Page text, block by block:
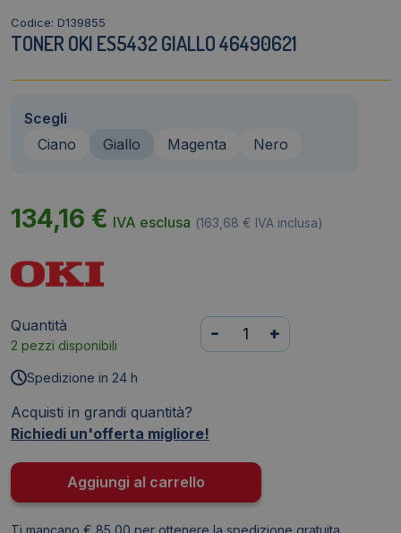
Codice: D139855
TONER OKI ES5432 GIALLO 46490621
Scegli
Ciano
Giallo Magenta Nero
134,16 € IVA esclusa (163,68 € IVA inclusa)
Quantità
2 pezzi disponibili
Toner
Oki
quantità
- +
Spedizione in 24 h
Acquisti in grandi quantità?
Richiedi un'offerta migliore!
Aggiungi al carrello
Ti mancano € 85,00 per ottenere la spedizione gratuita.